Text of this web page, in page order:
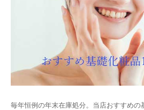
毎年恒例の年末在庫処分。当店おすすめの